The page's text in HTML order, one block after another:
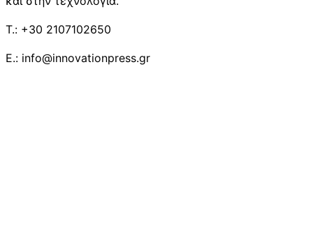
T.: +30 2107102650
E.: info@innovationpress.gr